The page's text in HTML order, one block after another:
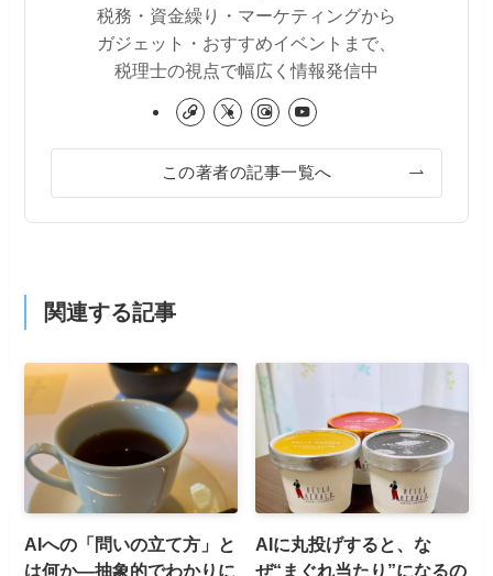
税務・資金繰り・マーケティングから
ガジェット・おすすめイベントまで、
税理士の視点で幅広く情報発信中
この著者の記事一覧へ
関連する記事
AIへの「問いの立て方」と
は何か—抽象的でわかりに
AIに丸投げすると、な
ぜ“まぐれ当たり”になるの